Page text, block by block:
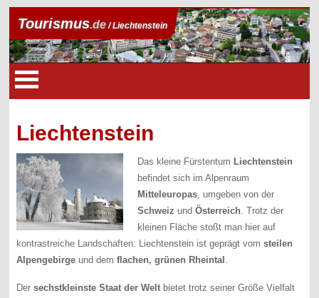
Tourismus.de/ Liechtenstein
Liechtenstein
Das kleine Fürstentum Liechtenstein
befindet sich im Alpenraum
Mitteleuropas , umgeben von der
Schweiz undÖsterreich . Trotz der
kleinen Fläche stoßt man hier auf
kontrastreiche Landschaften: Liechtenstein ist geprägt vomsteilen
Alpengebirge und demflachen, grünen Rheintal
Dersechstkleinste Staat der Welt bietet trotz seiner Größe Vielfalt